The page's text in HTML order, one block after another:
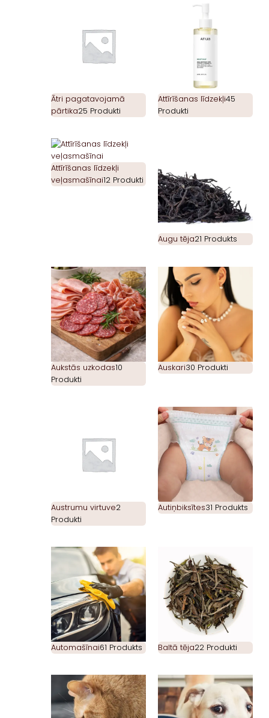
Ātri pagatavojamā
pārtika25 Produkti
Attīrīšanas līdzekļi45
Produkti
Attīrīšanas līdzekļi
veļasmašīnai12 Produkti
Augu tēja21 Produkts
Aukstās uzkodas10
Produkti
Auskari30 Produkti
Austrumu virtuve2
Produkti
Autiņbiksītes31 Produkts
Automašīnai61 Produkts Baltā tēja22 Produkti